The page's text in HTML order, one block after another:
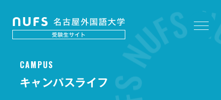
CAMPUS
キャンパスライフ